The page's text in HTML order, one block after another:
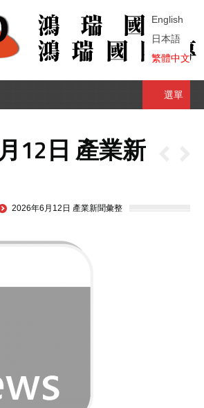
English
日本語
繁體中文
選單
12日 產業新
2026年6月12日 產業新聞彙整